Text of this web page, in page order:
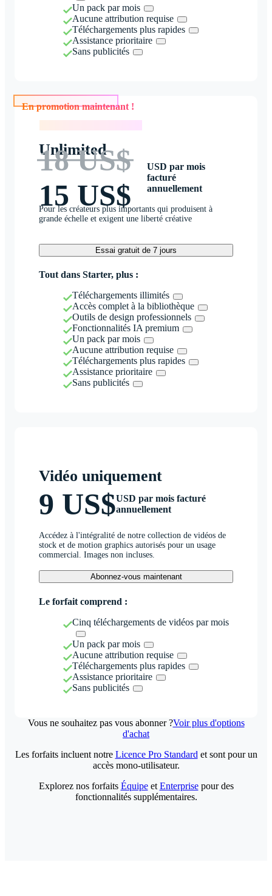
Un pack par mois
Aucune attribution requise
Téléchargements plus rapides
Assistance prioritaire
Sans publicités
En promotion maintenant !
Unlimited
18 US$
15 US$
USD par mois
facturé
annuellement
Pour les créateurs plus importants qui produisent à
grande échelle et exigent une liberté créative
Essai gratuit de 7 jours
Tout dans Starter, plus :
Téléchargements illimités
Accès complet à la bibliothèque
Outils de design professionnels
Fonctionnalités IA premium
Un pack par mois
Aucune attribution requise
Téléchargements plus rapides
Assistance prioritaire
Sans publicités
Vidéo uniquement
9 US$USD par mois facturé
annuellement
Accédez à l'intégralité de notre collection de vidéos de
stock et de motion graphics autorisés pour un usage
commercial. Images non incluses.
Abonnez-vous maintenant
Le forfait comprend :
Cinq téléchargements de vidéos par mois
Un pack par mois
Aucune attribution requise
Téléchargements plus rapides
Assistance prioritaire
Sans publicités
Vous ne souhaitez pas vous abonner ?Voir plus d'options
d'achat
Les forfaits incluent notre Licence Pro Standard et sont pour un
accès mono-utilisateur.
Explorez nos forfaits Équipeet Enterprisepour des
fonctionnalités supplémentaires.